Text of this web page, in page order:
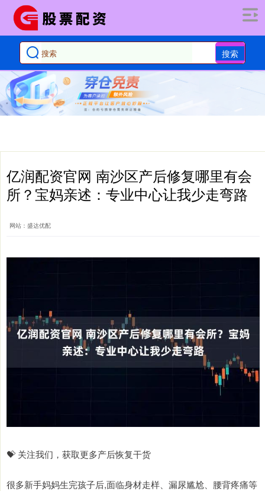
搜索
亿润配资官网 南沙区产后修复哪里有会
所？宝妈亲述：专业中心让我少走弯路
网站：盛达优配
💝 关注我们，获取更多产后恢复干货
很多新手妈妈生完孩子后,面临身材走样、漏尿尴尬、腰背疼痛等